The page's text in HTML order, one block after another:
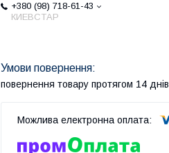
+380 (98) 718-61-43
КИЕВСТАР
повернення товару протягом 14 днів